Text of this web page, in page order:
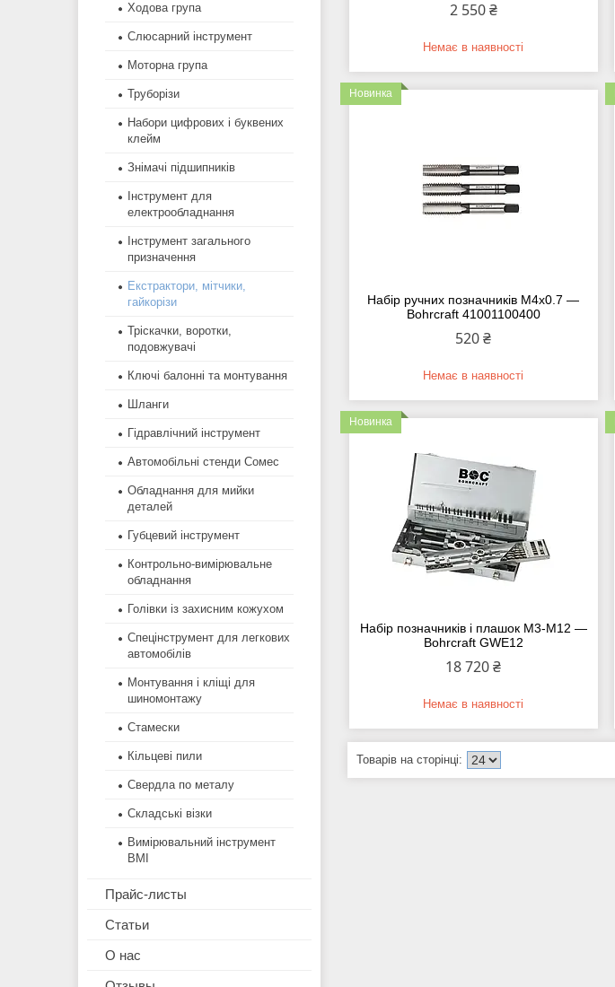
2 550 ₴
Немає в наявності
Новинка
Набір ручних позначників M4х0.7 —
Bohrcraft 41001100400
520 ₴
Немає в наявності
Новинка
Набір позначників і плашок M3-M12 —
Bohrcraft GWE12
18 720 ₴
Немає в наявності
Ходова група
Слюсарний інструмент
Моторна група
Труборізи
Набори цифрових і буквених
клейм
Знімачі підшипників
Інструмент для
електрообладнання
Інструмент загального
призначення
Екстрактори, мітчики,
гайкорізи
Тріскачки, воротки,
подовжувачі
Ключі балонні та монтування
Шланги
Гідравлічний інструмент
Автомобільні стенди Сомес
Обладнання для мийки
деталей
Губцевий інструмент
Контрольно-вимірювальне
обладнання
Голівки із захисним кожухом
Спецінструмент для легкових
автомобілів
Монтування і кліщі для
шиномонтажу
Стамески
Кільцеві пили
Свердла по металу
Складські візки
Вимірювальний інструмент
BMI
Прайс-листы
Статьи
О нас